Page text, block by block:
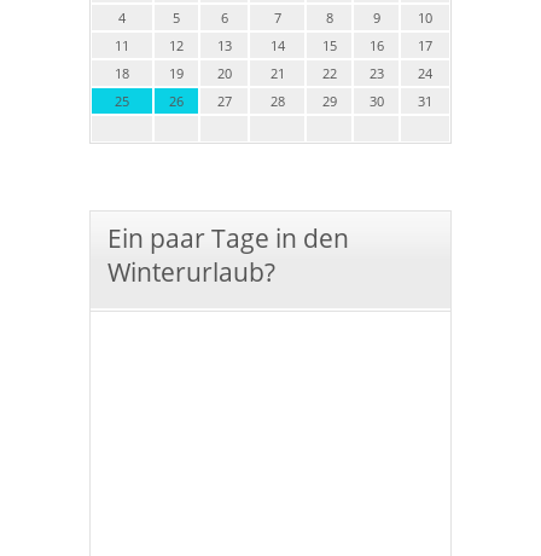
4
5 6 7 8 9
10
11
12 13 14 15 16
17
18
19 20 21 22 23
24
25
26 27 28 29 30 31
Ein paar Tage in den
Winterurlaub?